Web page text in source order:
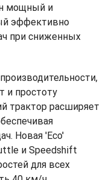
мощный и
эффективно
при сниженных
и простоту
трактор расширяет
Новая 'Eco'
и Speedshift
для всех